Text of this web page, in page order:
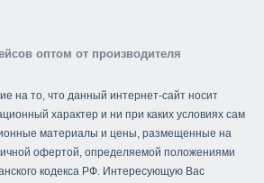
оптом от производителя
на то, что данный интернет-сайт носит
характер и ни при каких условиях сам
материалы и цены, размещенные на
офертой, определяемой положениями
кодекса РФ. Интересующую Вас